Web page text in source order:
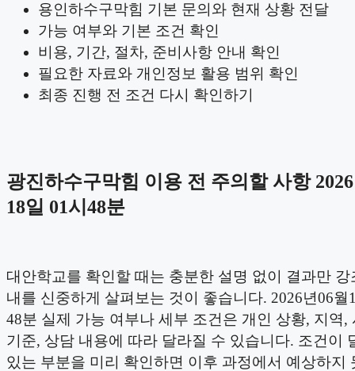
용인하수구막힘 기본 문의와 현재 상황 전달
가능 여부와 기본 조건 확인
비용, 기간, 절차, 준비사항 안내 확인
필요한 자료와 개인정보 활용 범위 확인
최종 진행 전 조건 다시 확인하기
광진하수구막힘 이용 전 주의할 사항
18일 01시48분
대안학교를 확인할 때는 충분한 설명 없이 결과만 강
내를 신중하게 살펴보는 것이 좋습니다. 2026년06월
48분 실제 가능 여부나 세부 조건은 개인 상황, 지역,
기준, 상담 내용에 따라 달라질 수 있습니다. 조건이
있는 부분을 미리 확인하면 이후 과정에서 예상하지